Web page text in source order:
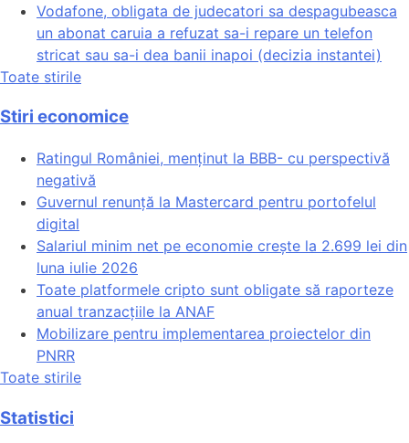
Vodafone, obligata de judecatori sa despagubeasca
un abonat caruia a refuzat sa-i repare un telefon
stricat sau sa-i dea banii inapoi (decizia instantei)
Toate stirile
Stiri economice
Ratingul României, menținut la BBB- cu perspectivă
negativă
Guvernul renunță la Mastercard pentru portofelul
digital
Salariul minim net pe economie crește la 2.699 lei din
luna iulie 2026
Toate platformele cripto sunt obligate să raporteze
anual tranzacțiile la ANAF
Mobilizare pentru implementarea proiectelor din
PNRR
Toate stirile
Statistici